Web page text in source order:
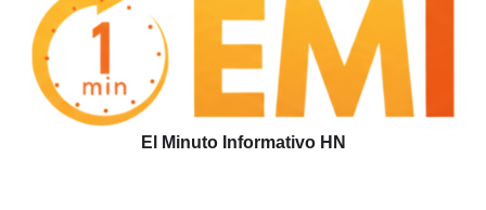
El Minuto Informativo HN